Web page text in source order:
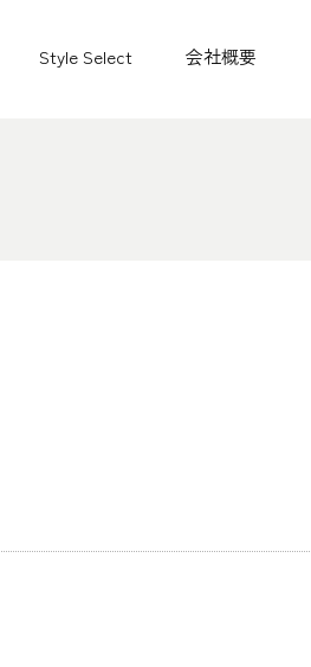
Style Select 会社概要